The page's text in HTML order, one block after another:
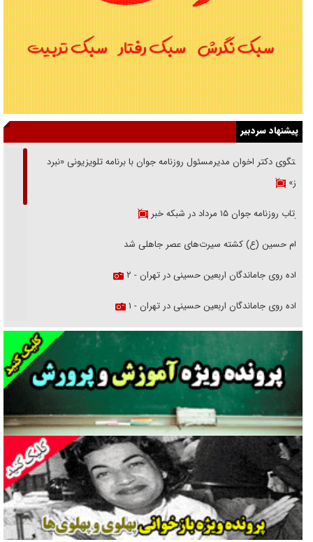
پیشنهاد سردبیر
گفتگوی دکتر اخوان مدیرمسئول روزنامه جوان با برنامه تلویزیونی «نبرد
هرمز»
بازتاب روزنامه جوان ۱۵ مرداد در شبکه خبر
امام حسین (ع) کشته سیرت‌های عصر جاهلی شد
پیاده روی جاماندگان اربعین حسینی در تهران - ۲
پیاده روی جاماندگان اربعین حسینی در تهران - ۱
فریاد‌ها و ناله‌های دوستان مبارزدلم را آتش می‌زد
تغییر رویه دشمن در ترور از شیخ فضل‌الله تا مصباح یزدی
خرید قسطی اولش خنده و آخرش گریه است!
فوتبال و آن «بالا»!
راهبرد غافلگیری با نسل جدید پهپاد‌ها
جنجال پزشکان تقلبی در صنعت زیبایی
یهودی‌ها در ادبیات داستانی اروپا؛ از شکسپیر تا دیکنز